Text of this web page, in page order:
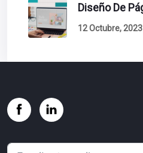
12 Octubre, 2023